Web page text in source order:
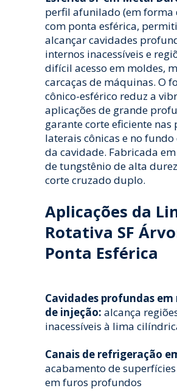
perfil afunilado (em forma
com ponta esférica,
alcançar cavidades
internos inacessíveis e
difícil acesso em moldes,
carcaças de máquinas. O
cônico-esférico reduz a
aplicações de grande
garante corte eficiente nas
laterais cônicas e no fundo
da cavidade. Fabricada
de tungstênio de alta
corte cruzado duplo.
Aplicações da
Rotativa SF
Ponta Esférica
Cavidades profundas em
de injeção: alcança
inacessíveis à lima
Canais de refrigeração
acabamento de
em furos profundos